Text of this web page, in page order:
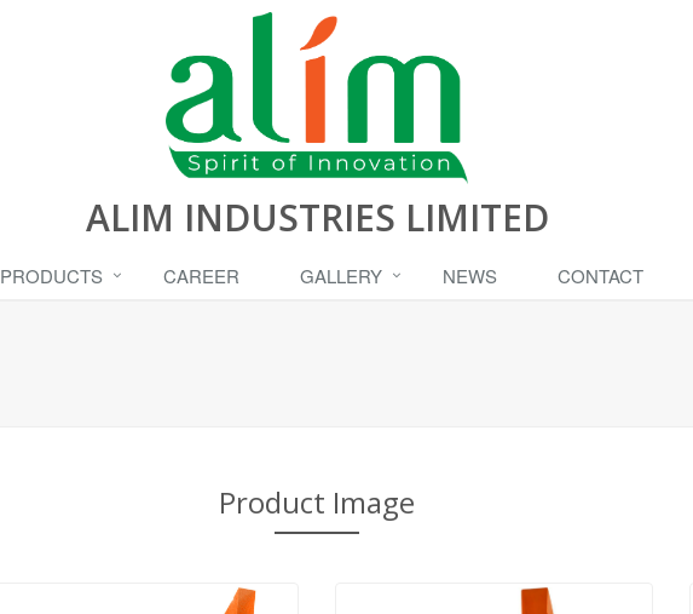
ALIM INDUSTRIES LIMITED
PRODUCTS CAREER GALLERY NEWS CONTACT
Product Image